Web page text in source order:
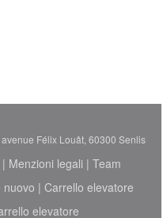
Félix Louât, 60300 Senlis
Menzioni legali| Team
nuovo | Carrello elevatore
elevatore